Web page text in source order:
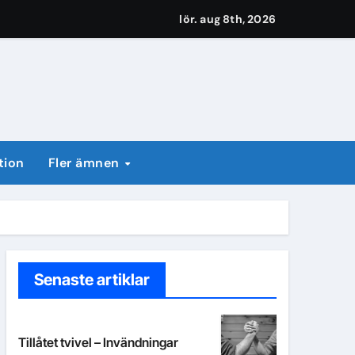
lör. aug 8th, 2026
Fler ämnen
Senaste artiklar
Tillåtet tvivel – Invändningar